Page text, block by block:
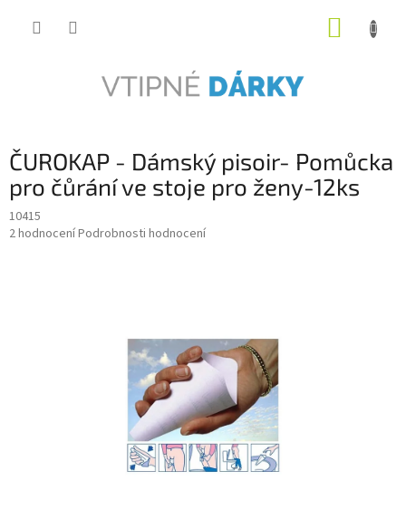
ČUROKAP - Dámský pisoir- Pomůcka
pro čůrání ve stoje pro ženy-12ks
10415
Průměrné
2 hodnoceníPodrobnosti hodnocení